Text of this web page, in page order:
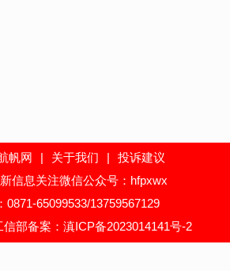
帆网 | 关于我们 |
投诉建议
信息关注微信公众号：hfpxwx
0871-65099533/13759567129
信部备案：滇ICP备2023014141号-2